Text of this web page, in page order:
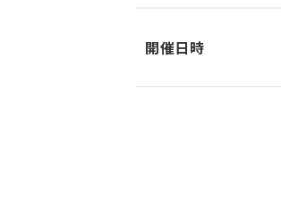
開催日時